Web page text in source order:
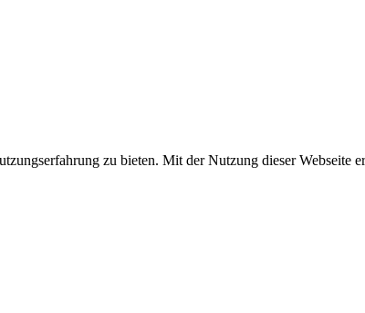
zu bieten. Mit der Nutzung dieser Webseite